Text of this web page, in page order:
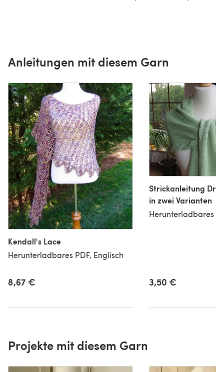
Anleitungen mit diesem Garn
Kendall's Lace
Herunterladbares PDF, Englisch
8,67 €
Strickanleitung
in zwei Varianten
Herunterladbares
3,50 €
Projekte mit diesem Garn